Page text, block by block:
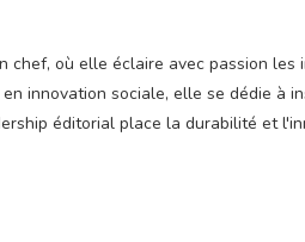
chef, où elle éclaire avec passion les
innovation sociale, elle se dédie à
éditorial place la durabilité et